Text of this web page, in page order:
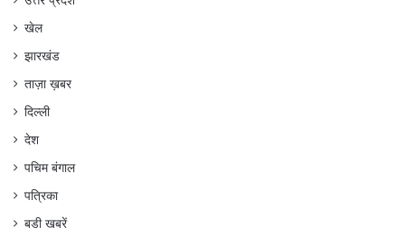
खेल
झारखंड
ताज़ा ख़बर
दिल्ली
देश
पचिम बंगाल
पत्रिका
बड़ी खबरें